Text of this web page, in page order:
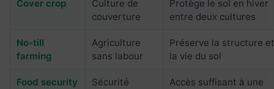
Cover crop
Culture de
couverture
Protège le sol en hiver
entre deux cultures
No-till
farming
Agriculture
sans labour
Préserve la structure
la vie du sol
Food security
Sécurité
Accès suffisant à une